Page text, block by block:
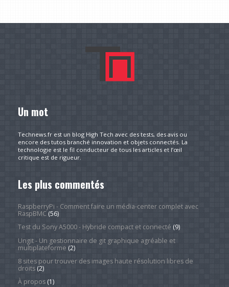
Un mot
Technews.fr est un blog High Tech avec des tests, des avis ou
encore des tutos branché innovation et objets connectés. La
technologie est le fil conducteur de tous les articles et l’œil
critique est de rigueur.
Les plus commentés
RaspberryPi - Comment faire un média-center complet avec
RaspBMC(56)
Test du Sony A5000 - Hybride compact et connecté (9)
Ungit - Un gestionnaire de git graphique agréable et
multiplateforme (2)
8 sites pour trouver des images haute résolution libres de
droits(2)
À propos(1)